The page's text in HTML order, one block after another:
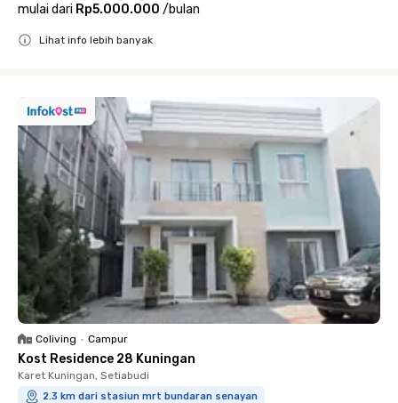
mulai dari Rp5.000.000 /bulan
Lihat info lebih banyak
Coliving • Campur
Kost Residence 28 Kuningan
Karet Kuningan, Setiabudi
2.3 km dari stasiun mrt bundaran senayan